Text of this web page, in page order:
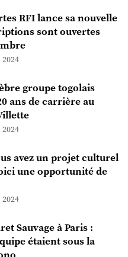
RFI lance sa nouvelle
sont ouvertes
groupe togolais
ans de carrière au
avez un projet culturel
une opportunité de
Sauvage à Paris :
étaient sous la